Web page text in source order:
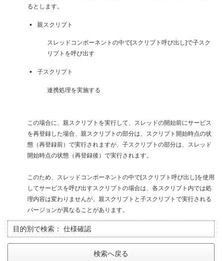
るとします。
親スクリプト
スレッドコンポーネントの中で[スクリプト呼び出し]で子スク
リプトを呼び出す
子スクリプト
連携処理を実施する
この場合に、親スクリプトを実行して、スレッドの開始前にサービス
を再登録した場合、親スクリプトの部分は、スクリプト開始時点の状
態（再登録前）で実行されますが、子スクリプトの部分は、スレッド
開始時点の状態（再登録後）で実行されます。
このため、スレッドコンポーネントの中で[スクリプト呼び出し]を使用
してサービスを呼び出すスクリプトの場合は、各スクリプト内では処
理内容は変わりませんが、親スクリプトと子スクリプトで実行される
バージョンが異なることがあります。
目的別で検索： 仕様確認
検索へ戻る